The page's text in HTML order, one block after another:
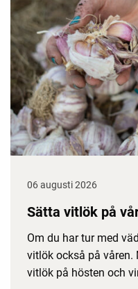
06 augusti 2026
Sätta vitlök på
Om du har tur med
vitlök också på
vitlök på hösten och